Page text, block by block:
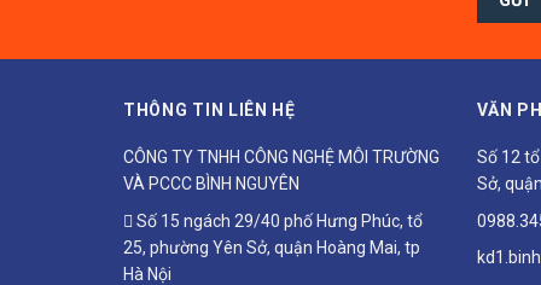
THÔNG TIN LIÊN HỆ
CÔNG TY TNHH CÔNG NGHỆ MÔI TRƯỜNG
VÀ PCCC BÌNH NGUYÊN
Số 15 ngách 29/40 phố Hưng Phúc, tổ
25, phường Yên Sở, quận Hoàng Mai, tp
Hà Nội
VĂN
Số 12
Sở,